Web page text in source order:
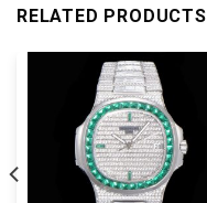
RELATED PRODUCTS